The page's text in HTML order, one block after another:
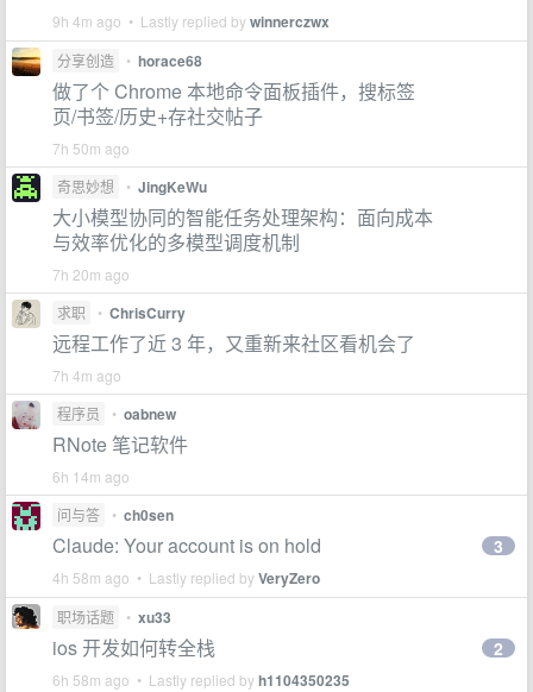
9h 4m ago • Lastly replied bywinnerczwx
分享创造 • horace68
做了个 Chrome 本地命令面板插件，搜标签
页/书签/历史+存社交帖子
7h 50m ago
奇思妙想
• JingKeWu
大小模型协同的智能任务处理架构：面向成本
与效率优化的多模型调度机制
7h 20m ago
求职
• ChrisCurry
远程工作了近 3 年，又重新来社区看机会了
7h 4m ago
程序员
• oabnew
RNote 笔记软件
6h 14m ago
问与答
• ch0sen
Claude: Your account is on hold
4h 58m ago • Lastly replied byVeryZero
3
职场话题 • xu33
ios 开发如何转全栈
6h 58m ago • Lastly replied byh1104350235
2